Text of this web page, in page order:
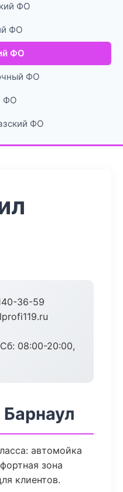
ФО
ФО
ФО
ФО
ФО
ФО
36-59
08:00-20:00,
автомойка
зона
клиентов.